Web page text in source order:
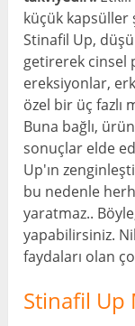
küçük kapsüller
Stinafil Up,
getirerek cinsel
ereksiyonlar,
özel bir üç fazlı
Buna bağlı, ürün
sonuçlar elde
Up'ın
bu nedenle
yaratmaz..
yapabilirsiniz.
faydaları olan
Stinafil Up